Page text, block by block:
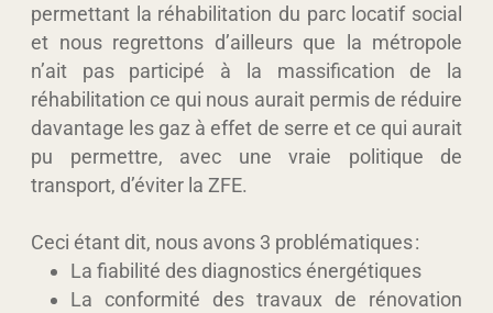
permettant la réhabilitation du parc locatif social
et nous regrettons d’ailleurs que la métropole
n’ait pas participé à la massification de la
réhabilitation ce qui nous aurait permis de réduire
davantage les gaz à effet de serre et ce qui aurait
pu permettre, avec une vraie politique de
transport, d’éviter la ZFE.
Ceci étant dit, nous avons 3 problématiques :
La fiabilité des diagnostics énergétiques
La conformité des travaux de rénovation